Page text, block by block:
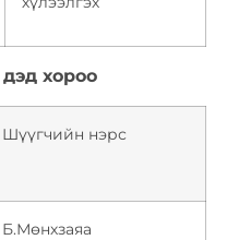
хороо
Шүүгчийн нэрс
Б.Мөнхзаяа